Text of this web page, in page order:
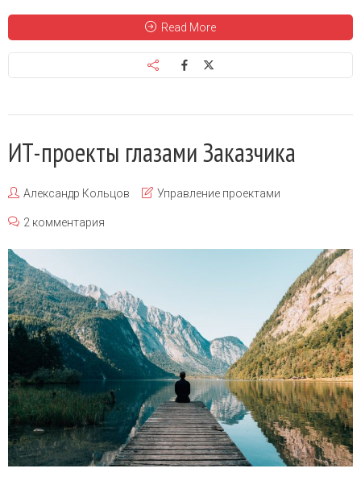
Read More
ИТ-проекты глазами Заказчика
Александр Кольцов Управление проектами
2 комментария